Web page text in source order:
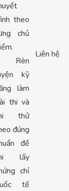
theo
chủ
Rèn
kỹ
làm
thi và
thử
đúng
đề
lấy
chỉ
tế
Liên hệ